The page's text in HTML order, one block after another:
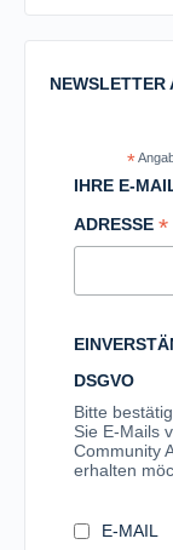
NEWSLETTER
*
IHRE E-
ADRESSE *
DSGVO
Bitte
Sie E-Mails
Community
erhalten
E-MAIL